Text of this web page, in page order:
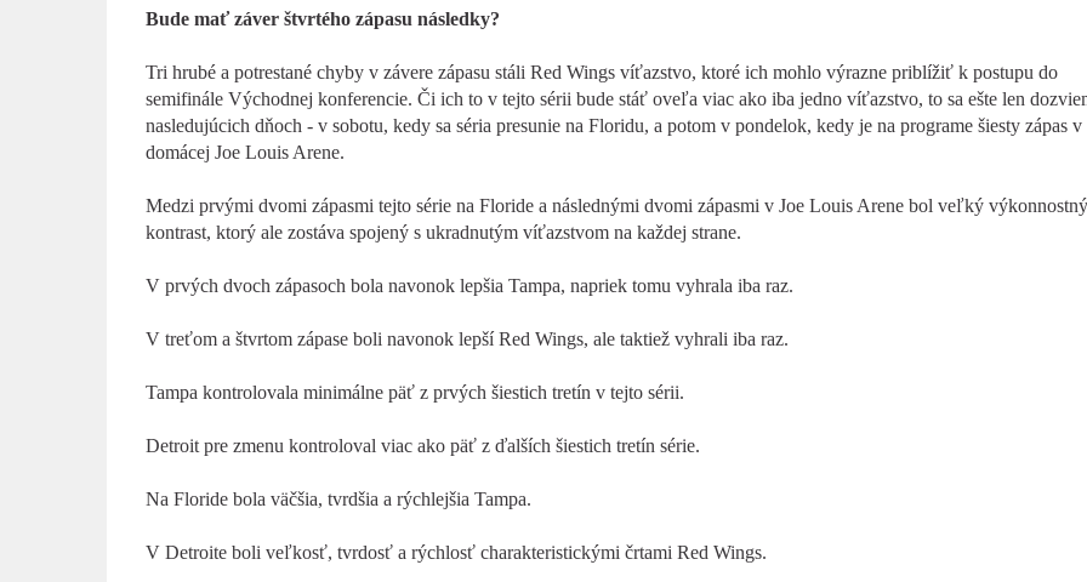
Bude mať záver štvrtého zápasu následky?
Tri hrubé a potrestané chyby v závere zápasu stáli Red Wings víťazstvo, ktoré ich mohlo výrazne priblížiť k postupu do
semifinále Východnej konferencie. Či ich to v tejto sérii bude stáť oveľa viac ako iba jedno víťazstvo, to sa ešte len
nasledujúcich dňoch - v sobotu, kedy sa séria presunie na Floridu, a potom v pondelok, kedy je na programe šiesty zápas v
domácej Joe Louis Arene.
Medzi prvými dvomi zápasmi tejto série na Floride a následnými dvomi zápasmi v Joe Louis Arene bol veľký výkonnostný
kontrast, ktorý ale zostáva spojený s ukradnutým víťazstvom na každej strane.
V prvých dvoch zápasoch bola navonok lepšia Tampa, napriek tomu vyhrala iba raz.
V treťom a štvrtom zápase boli navonok lepší Red Wings, ale taktiež vyhrali iba raz.
Tampa kontrolovala minimálne päť z prvých šiestich tretín v tejto sérii.
Detroit pre zmenu kontroloval viac ako päť z ďalších šiestich tretín série.
Na Floride bola väčšia, tvrdšia a rýchlejšia Tampa.
V Detroite boli veľkosť, tvrdosť a rýchlosť charakteristickými črtami Red Wings.